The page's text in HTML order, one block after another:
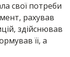
свої потреби
рахував
здійснював
її, а